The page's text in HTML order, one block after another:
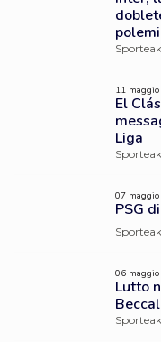
11
El
Liga
07
PSG
06
Lutto